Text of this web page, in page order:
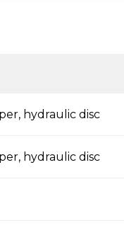
hydraulic disc
hydraulic disc